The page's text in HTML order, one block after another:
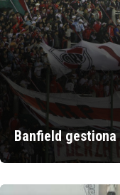
Banfield